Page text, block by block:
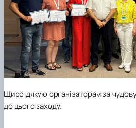
Щиро дякую організаторам за
до цього заходу.